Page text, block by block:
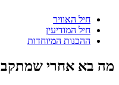
המיוחדות
שמתקבלים